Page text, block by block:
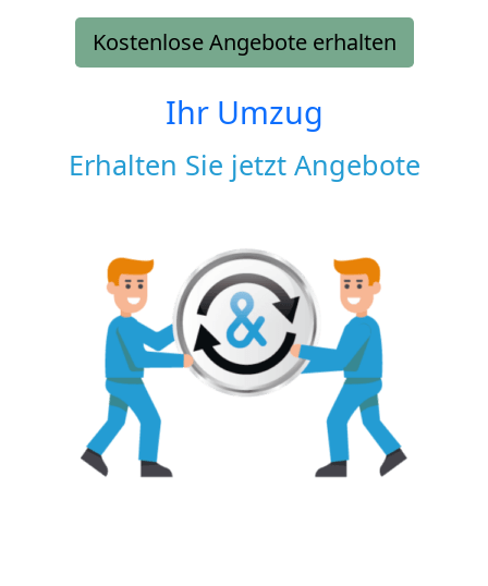
Kostenlose Angebote erhalten
Ihr Umzug
Erhalten Sie jetzt Angebote